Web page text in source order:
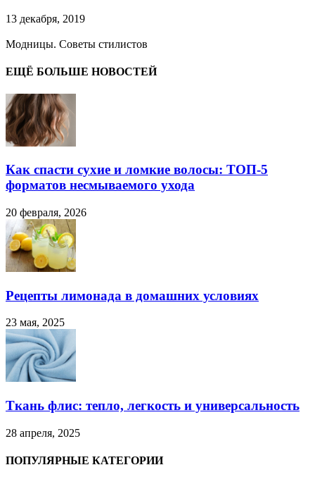
13 декабря, 2019
Модницы. Советы стилистов
ЕЩЁ БОЛЬШЕ НОВОСТЕЙ
Как спасти сухие и ломкие волосы: ТОП-5
форматов несмываемого ухода
20 февраля, 2026
Рецепты лимонада в домашних условиях
23 мая, 2025
Ткань флис: тепло, легкость и универсальность
28 апреля, 2025
ПОПУЛЯРНЫЕ КАТЕГОРИИ